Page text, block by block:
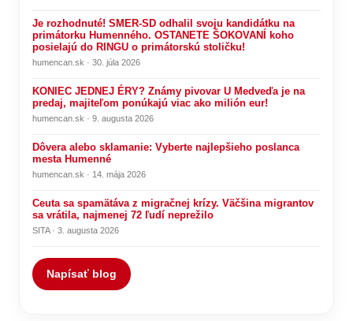
Je rozhodnuté! SMER-SD odhalil svoju kandidátku na
primátorku Humenného. OSTANETE ŠOKOVANÍ koho
posielajú do RINGU o primátorskú stoličku!
humencan.sk · 30. júla 2026
KONIEC JEDNEJ ÉRY? Známy pivovar U Medveďa je na
predaj, majiteľom ponúkajú viac ako milión eur!
humencan.sk · 9. augusta 2026
Dôvera alebo sklamanie: Vyberte najlepšieho poslanca
mesta Humenné
humencan.sk · 14. mája 2026
Ceuta sa spamätáva z migračnej krízy. Väčšina migrantov
sa vrátila, najmenej 72 ľudí neprežilo
SITA · 3. augusta 2026
Napísať blog